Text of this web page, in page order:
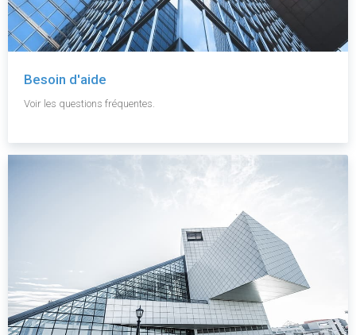
Besoin d'aide
Voir les questions fréquentes.